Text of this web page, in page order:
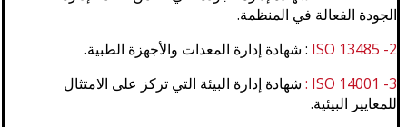
الجودة الفعالة في المنظمة.
2- ISO 13485
: شهادة إدارة المعدات والأجهزة الطبية.
3- ISO 14001 :
شهادة إدارة البيئة التي تركز على الامتثال
للمعايير البيئية.